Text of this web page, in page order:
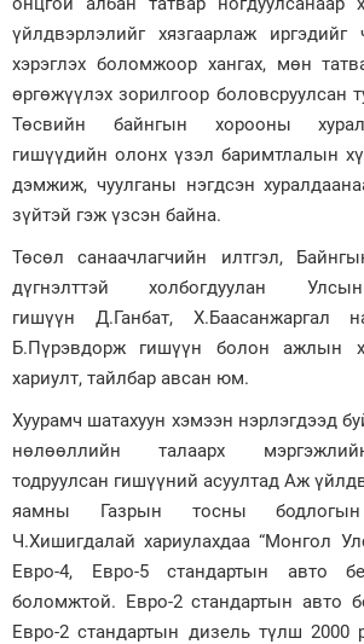
үйлдвэрлэлийг хязгаарлаж иргэдийг
хэрэглэх боломжоор хангах, мөн
өргөжүүлэх зорилгоор боловсруулсан
Төсвийн байнгын хорооны
гишүүдийн олонх үзэл баримтлалын
дэмжиж, чуулганы нэгдсэн
зүйтэй гэж үзсэн байна.
Төсөл санаачлагчийн илтгэл,
дүгнэлттэй холбогдуулан
гишүүн Д.Ганбат, Х.Баасанжаргал
Б.Пүрэвдорж гишүүн болон ажлын
хариулт, тайлбар авсан юм.
Хуурамч шатахуун хэмээн нэрлэгдээд
нөлөөллийн талаарх
тодруулсан гишүүний асуултад Аж
яамны Газрын тосны
Ч.Хишигдалай хариулахдаа “Монгол
Евро-4, Евро-5 стандартын авто
боломжтой. Евро-2 стандартын авто
Евро-2 стандартын дизель түлш 2000